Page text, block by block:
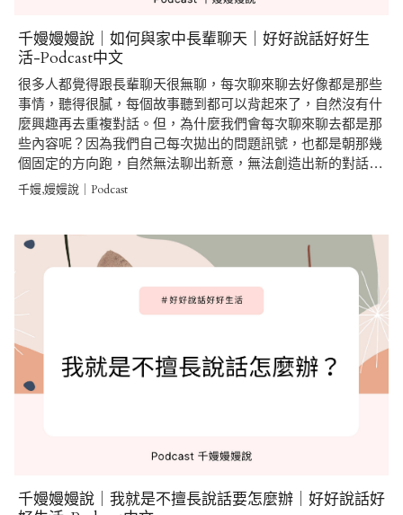
千嫚嫚嫚說｜如何與家中長輩聊天｜好好說話好好生
活-Podcast中文
很多人都覺得跟長輩聊天很無聊，每次聊來聊去好像都是那些
事情，聽得很膩，每個故事聽到都可以背起來了，自然沒有什
麼興趣再去重複對話。但，為什麼我們會每次聊來聊去都是那
些內容呢？因為我們自己每次拋出的問題訊號，也都是朝那幾
個固定的方向跑，自然無法聊出新意，無法創造出新的對話…
千嫚,嫚嫚說｜Podcast
千嫚嫚嫚說｜我就是不擅長說話要怎麼辦｜好好說話好